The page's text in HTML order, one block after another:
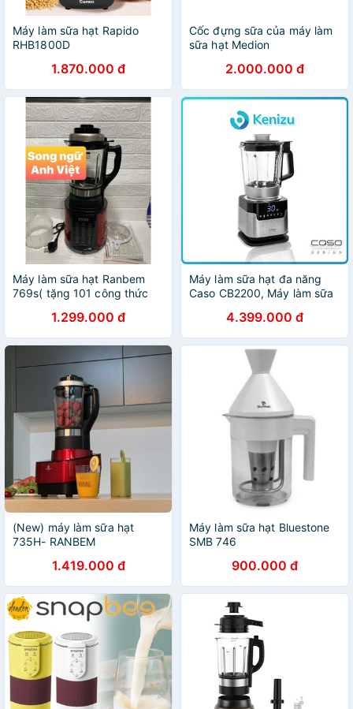
Máy làm sữa hạt Rapido
RHB1800D
1.870.000 đ
Cốc đựng sữa của máy làm
sữa hạt Medion
2.000.000 đ
Máy làm sữa hạt Ranbem
769s( tặng 101 công thức
1.299.000 đ
Máy làm sữa hạt đa năng
Caso CB2200, Máy làm sữa
4.399.000 đ
(New) máy làm sữa hạt
735H- RANBEM
1.419.000 đ
Máy làm sữa hạt Bluestone
SMB 746
900.000 đ